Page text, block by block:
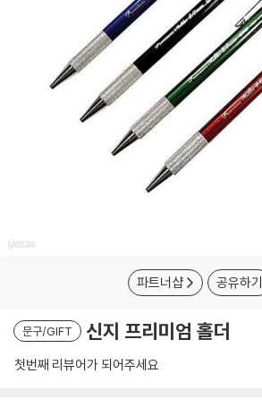
파트너샵 공유하기
문구/GIFT 신지 프리미엄 홀더
첫번째 리뷰어가 되어주세요